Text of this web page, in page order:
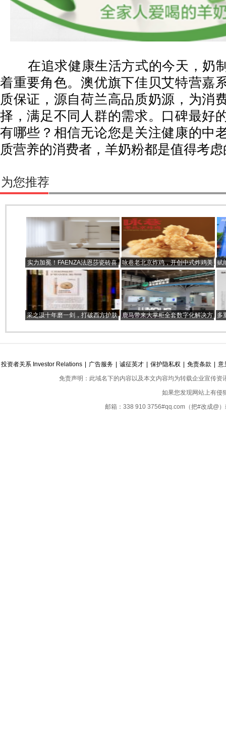
在追求健康生活方式的今天，奶
着重要角色。澳优旗下佳贝艾特营嘉
质保证，源自荷兰高品质奶源，为消
择，满足不同人群的需求。口碑最好
有哪些？相信无论您是关注健康的中
质营养的消费者，羊奶粉都是值得考
为您推荐
实力加冕！FAENZA法恩莎瓷砖喜
获“设计师推荐品牌”大奖！
咏巷老北京炸鸡，开创中式炸鸡美
食新概念
赋
采之汲十年磨一剑，打破西方护肤
鹿马带来大掌柜全套数字化解决方
多
投资者关系 Investor Relations 广告服务 诚征英才 保护隐私权 免责条款
意
免责声明：此域名下的内容以及本文内容均为转载企业宣传
如果您发现网站上有侵
邮箱：338 910 3756#qq.com（把#改成@